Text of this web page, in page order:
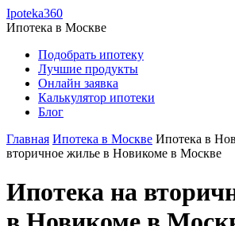
Ipoteka360
Ипотека в Москве
Подобрать ипотеку
Лучшие продукты
Онлайн заявка
Калькулятор ипотеки
Блог
Главная Ипотека в Москве Ипотека в
вторичное жилье в Новикоме в Москве
Ипотека на